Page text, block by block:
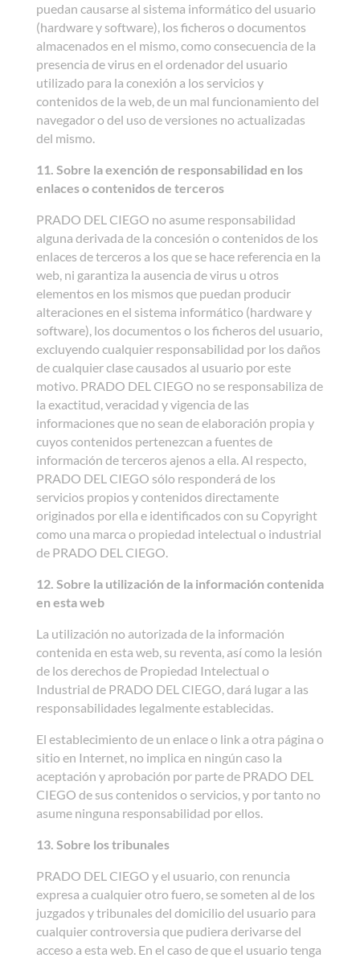
puedan causarse al sistema informático del usuario
(hardware y software), los ficheros o documentos
almacenados en el mismo, como consecuencia de la
presencia de virus en el ordenador del usuario
utilizado para la conexión a los servicios y
contenidos de la web, de un mal funcionamiento del
navegador o del uso de versiones no actualizadas
del mismo.
11. Sobre la exención de responsabilidad en los
enlaces o contenidos de terceros
PRADO DEL CIEGO no asume responsabilidad
alguna derivada de la concesión o contenidos de los
enlaces de terceros a los que se hace referencia en la
web, ni garantiza la ausencia de virus u otros
elementos en los mismos que puedan producir
alteraciones en el sistema informático (hardware y
software), los documentos o los ficheros del usuario,
excluyendo cualquier responsabilidad por los daños
de cualquier clase causados al usuario por este
motivo. PRADO DEL CIEGO no se responsabiliza de
la exactitud, veracidad y vigencia de las
informaciones que no sean de elaboración propia y
cuyos contenidos pertenezcan a fuentes de
información de terceros ajenos a ella. Al respecto,
PRADO DEL CIEGO sólo responderá de los
servicios propios y contenidos directamente
originados por ella e identificados con su Copyright
como una marca o propiedad intelectual o industrial
de PRADO DEL CIEGO.
12. Sobre la utilización de la información contenida
en esta web
La utilización no autorizada de la información
contenida en esta web, su reventa, así como la lesión
de los derechos de Propiedad Intelectual o
Industrial de PRADO DEL CIEGO, dará lugar a las
responsabilidades legalmente establecidas.
El establecimiento de un enlace o link a otra página o
sitio en Internet, no implica en ningún caso la
aceptación y aprobación por parte de PRADO DEL
CIEGO de sus contenidos o servicios, y por tanto no
asume ninguna responsabilidad por ellos.
13. Sobre los tribunales
PRADO DEL CIEGO y el usuario, con renuncia
expresa a cualquier otro fuero, se someten al de los
juzgados y tribunales del domicilio del usuario para
cualquier controversia que pudiera derivarse del
acceso a esta web. En el caso de que el usuario tenga